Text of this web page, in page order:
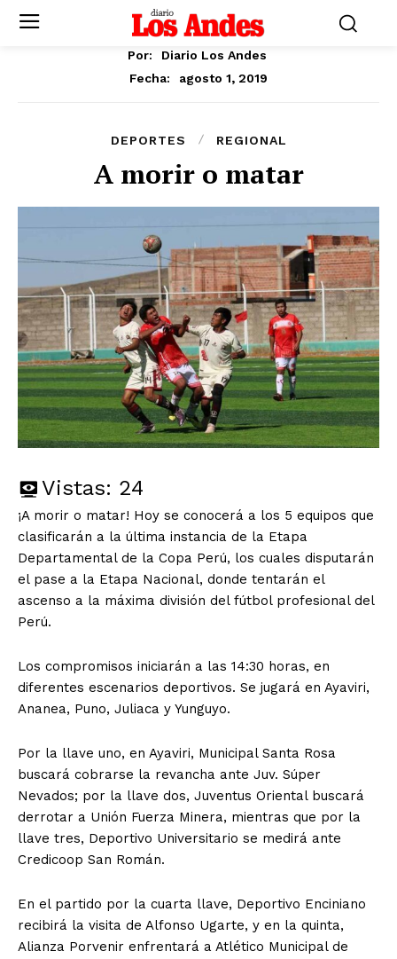
Por:
Diario Los Andes
Fecha:
agosto 1, 2019
DEPORTES REGIONAL
A morir o matar
Vistas: 24
¡A morir o matar! Hoy se conocerá a los 5 equipos que
clasificarán a la última instancia de la Etapa
Departamental de la Copa Perú, los cuales disputarán
el pase a la Etapa Nacional, donde tentarán el
ascenso a la máxima división del fútbol profesional del
Perú.
Los compromisos iniciarán a las 14:30 horas, en
diferentes escenarios deportivos. Se jugará en Ayaviri,
Ananea, Puno, Juliaca y Yunguyo.
Por la llave uno, en Ayaviri, Municipal Santa Rosa
buscará cobrarse la revancha ante Juv. Súper
Nevados; por la llave dos, Juventus Oriental buscará
derrotar a Unión Fuerza Minera, mientras que por la
llave tres, Deportivo Universitario se medirá ante
Credicoop San Román.
En el partido por la cuarta llave, Deportivo Enciniano
recibirá la visita de Alfonso Ugarte, y en la quinta,
Alianza Porvenir enfrentará a Atlético Municipal de